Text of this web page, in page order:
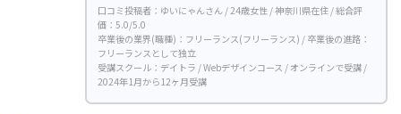
口コミ投稿者：ゆいにゃんさん / 24歳女性 / 神奈川県在住 / 総合評
価：5.0/5.0
卒業後の業界(職種)：フリーランス(フリーランス) / 卒業後の進路：
フリーランスとして独立
受講スクール：デイトラ / Webデザインコース / オンラインで受講 /
2024年1月から12ヶ月受講